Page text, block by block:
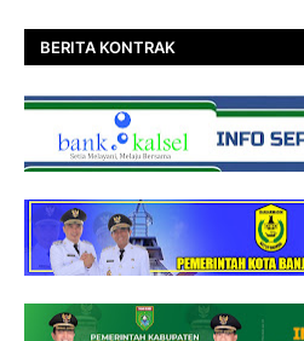
BERITA KONTRAK